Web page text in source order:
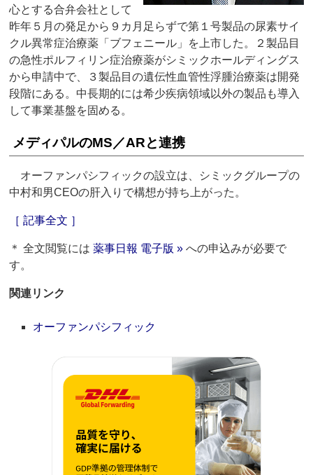
心とする合弁会社として
昨年５月の発足から９カ月足らずで第１号製品の尿素サイ
クル異常症治療薬「ブフェニール」を上市した。２製品目
の急性ポルフィリン症治療薬がシミックホールディングス
から申請中で、３製品目の遺伝性血管性浮腫治療薬は開発
段階にある。中長期的には希少疾病領域以外の製品も導入
して事業基盤を固める。
メディパルのMS／ARと連携
オーファンパシフィックの設立は、シミックグループの
中村和男CEOの肝入りで構想が持ち上がった。
［ 記事全文 ］
＊ 全文閲覧には薬事日報 電子版 » への申込みが必要で
す。
関連リンク
オーファンパシフィック